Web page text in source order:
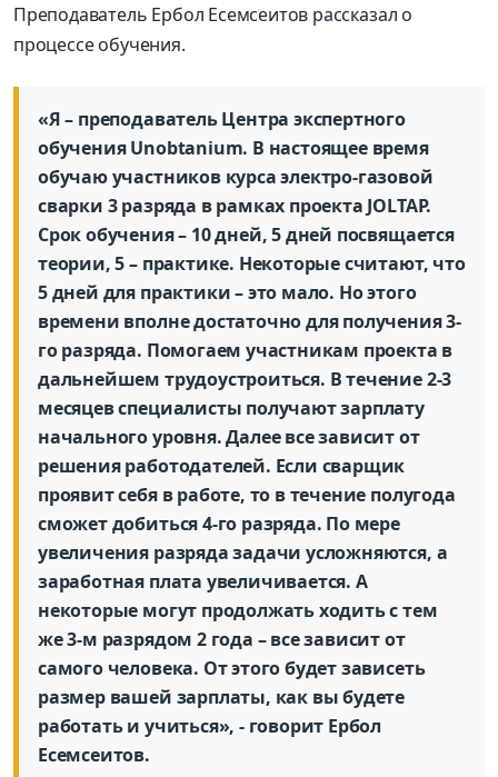
Преподаватель Ербол Есемсеитов рассказал о
процессе обучения.
«Я – преподаватель Центра экспертного
обучения Unobtanium. В настоящее время
обучаю участников курса электро-газовой
сварки 3 разряда в рамках проекта JOLTAP.
Срок обучения – 10 дней, 5 дней посвящается
теории, 5 – практике. Некоторые считают, что
5 дней для практики – это мало. Но этого
времени вполне достаточно для получения 3-
го разряда. Помогаем участникам проекта в
дальнейшем трудоустроиться. В течение 2-3
месяцев специалисты получают зарплату
начального уровня. Далее все зависит от
решения работодателей. Если сварщик
проявит себя в работе, то в течение полугода
сможет добиться 4-го разряда. По мере
увеличения разряда задачи усложняются, а
заработная плата увеличивается. А
некоторые могут продолжать ходить с тем
же 3-м разрядом 2 года – все зависит от
самого человека. От этого будет зависеть
размер вашей зарплаты, как вы будете
работать и учиться», - говорит Ербол
Есемсеитов.